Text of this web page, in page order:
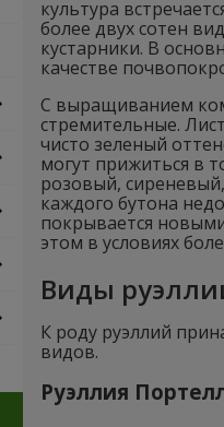
культура
более двух сотен
кустарники. В
качестве
С выращиванием
стремительные.
чисто зеленый
могут прижиться в
розовый,
каждого бутона
покрывается
этом в условиях
Виды
К роду руэллий
видов.
Руэллия